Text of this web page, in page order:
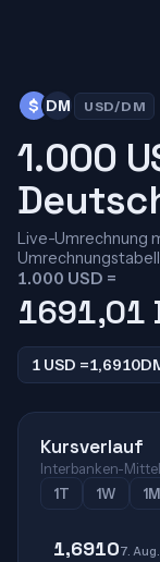
$ DM USD/DM
1.000
Live-Umrechnung
1.000 USD =
1691,01
1 USD =1,6910
Kursverlauf
Interbanken-
1T
1W 1M
1,69107.